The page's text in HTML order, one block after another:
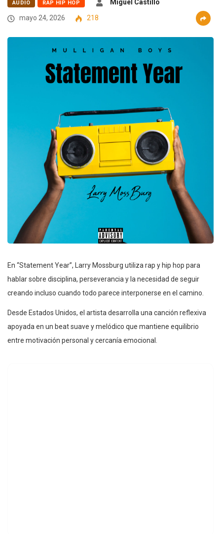
AUDIO RAP HIP HOP
Miguel Castillo
mayo 24, 2026
218
En “Statement Year”, Larry Mossburg utiliza rap y hip hop para
hablar sobre disciplina, perseverancia y la necesidad de seguir
creando incluso cuando todo parece interponerse en el camino.
Desde Estados Unidos, el artista desarrolla una canción reflexiva
apoyada en un beat suave y melódico que mantiene equilibrio
entre motivación personal y cercanía emocional.